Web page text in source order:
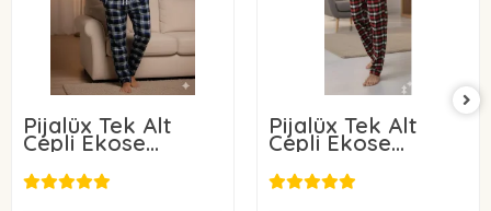
Pijalüx Tek Alt
Cepli Ekose
Pijama
18,00 USD
Pijalüx Tek Alt
Cepli Ekose
Pijama
18,00 USD